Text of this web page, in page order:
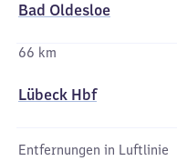
Bad Oldesloe
66 km
Lübeck Hbf
Entfernungen in Luftlinie